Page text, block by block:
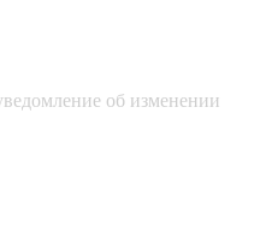
об изменении